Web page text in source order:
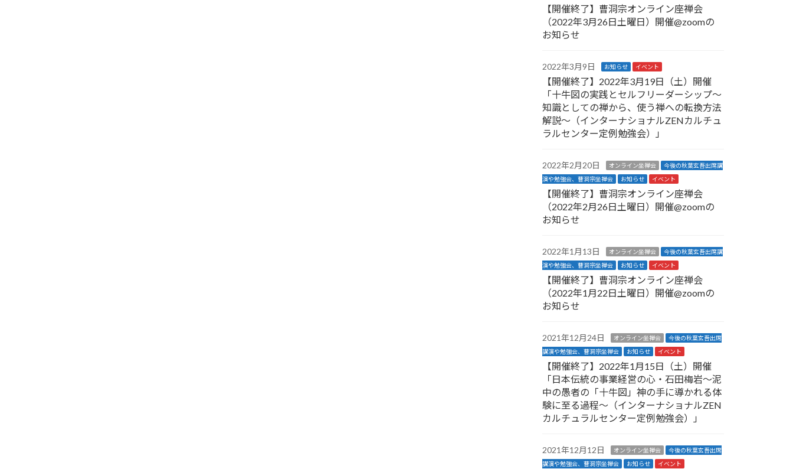
【開催終了】曹洞宗オンライン座禅会
（2022年3月26日土曜日）開催@zoomの
お知らせ
2022年3月9日 お知らせ イベント
【開催終了】2022年3月19日（土）開催
「十牛図の実践とセルフリーダーシップ〜
知識としての禅から、使う禅への転換方法
解説〜（インターナショナルZENカルチュ
ラルセンター定例勉強会）」
2022年2月20日 オンライン坐禅会
今後の秋葉玄吾出席講
演や勉強会、曹洞宗坐禅会
お知らせ イベント
【開催終了】曹洞宗オンライン座禅会
（2022年2月26日土曜日）開催@zoomの
お知らせ
2022年1月13日 オンライン坐禅会
今後の秋葉玄吾出席講
演や勉強会、曹洞宗坐禅会
お知らせ イベント
【開催終了】曹洞宗オンライン座禅会
（2022年1月22日土曜日）開催@zoomの
お知らせ
2021年12月24日 オンライン坐禅会
今後の秋葉玄吾出席
講演や勉強会、曹洞宗坐禅会
お知らせ イベント
【開催終了】2022年1月15日（土）開催
「日本伝統の事業経営の心・石田梅岩〜泥
中の愚者の「十牛図」神の手に導かれる体
験に至る過程〜（インターナショナルZEN
カルチュラルセンター定例勉強会）」
2021年12月12日 オンライン坐禅会
今後の秋葉玄吾出席
講演や勉強会、曹洞宗坐禅会
お知らせ イベント